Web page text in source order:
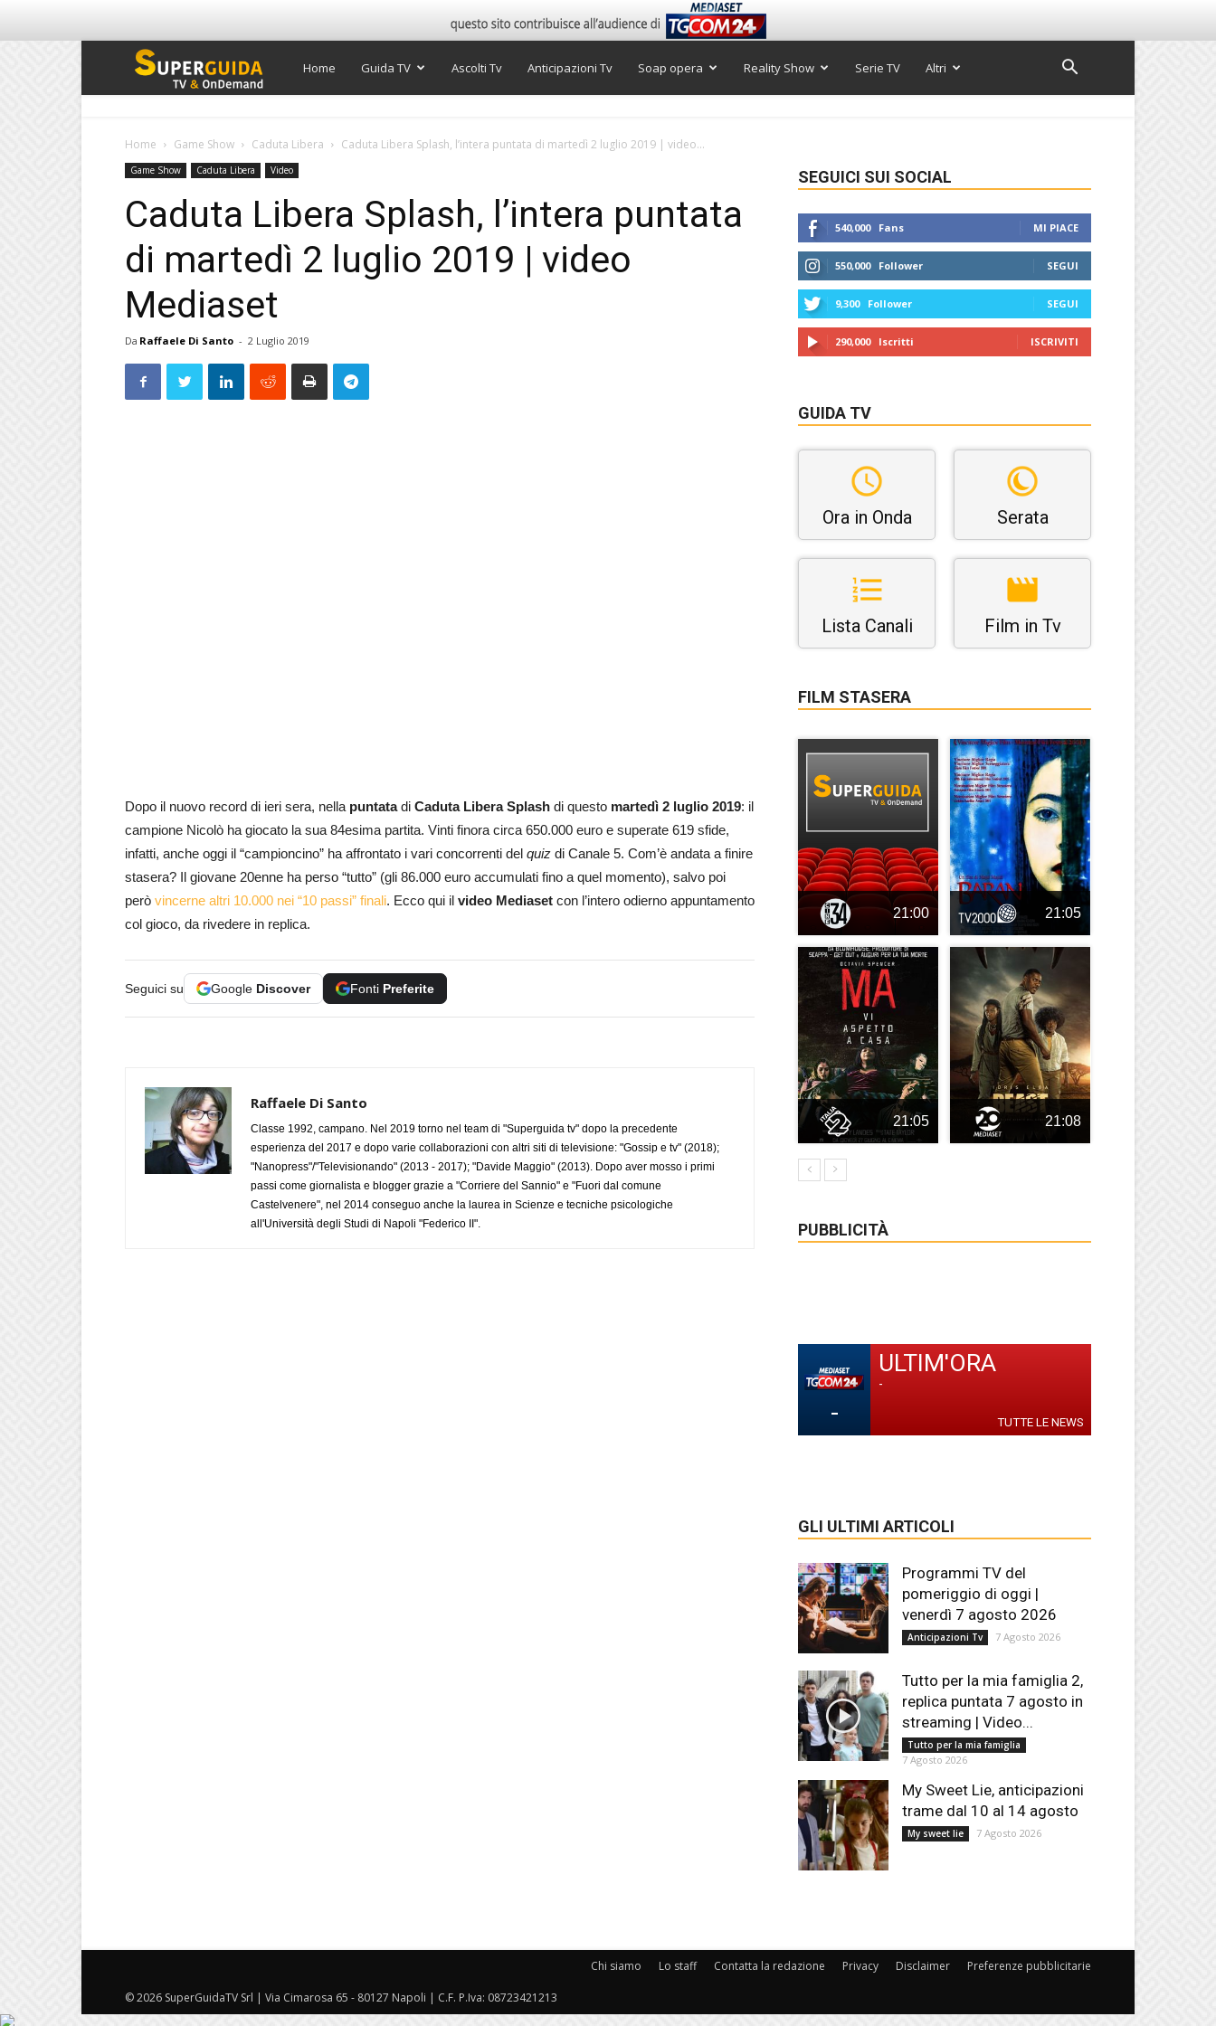
Super
TV
Home Guida TV Ascolti Tv Anticipazioni Tv Soap opera Reality Show Serie TV Altri
Home Game Show Caduta Libera Caduta Libera Splash, l’intera puntata di martedì 2 luglio 2019 | video...
Game Show Caduta Libera Video
Caduta Libera Splash, l’intera puntata
di martedì 2 luglio 2019 | video
Mediaset
Da Raffaele Di Santo - 2 Luglio 2019
Dopo il nuovo record di ieri sera, nella puntatadi Caduta Libera Splash di questo martedì 2 luglio 2019: il
campione Nicolò ha giocato la sua 84esima partita. Vinti finora circa 650.000 euro e superate 619 sfide,
infatti, anche oggi il “campioncino” ha affrontato i vari concorrenti del quiz di Canale 5. Com’è andata a finire
stasera? Il giovane 20enne ha perso “tutto” (gli 86.000 euro accumulati fino a quel momento), salvo poi
però vincerne altri 10.000 nei “10 passi” finali. Ecco qui il video Mediaset con l’intero odierno appuntamento
col gioco, da rivedere in replica.
Seguici su Google Discover Fonti Preferite
Raffaele Di Santo
Classe 1992, campano. Nel 2019 torno nel team di "Superguida tv" dopo la precedente
esperienza del 2017 e dopo varie collaborazioni con altri siti di televisione: "Gossip e tv" (2018);
"Nanopress"/"Televisionando" (2013 - 2017); "Davide Maggio" (2013). Dopo aver mosso i primi
passi come giornalista e blogger grazie a "Corriere del Sannio" e "Fuori dal comune
Castelvenere", nel 2014 conseguo anche la laurea in Scienze e tecniche psicologiche
all'Università degli Studi di Napoli "Federico II".
SEGUICI SUI SOCIAL
540,000 Fans MI PIACE
550,000 Follower SEGUI
9,300 Follower SEGUI
290,000 Iscritti ISCRIVITI
GUIDA TV
Ora in Onda Serata
Lista Canali Film in Tv
FILM STASERA
21:00 21:05
21:05 21:08
PUBBLICITÀ
-
ULTIM'ORA
-
TUTTE LE NEWS
GLI ULTIMI ARTICOLI
Programmi TV del
pomeriggio di oggi |
venerdì 7 agosto 2026
Anticipazioni Tv 7 Agosto 2026
Tutto per la mia famiglia 2,
replica puntata 7 agosto in
streaming | Video...
Tutto per la mia famiglia
7 Agosto 2026
My Sweet Lie, anticipazioni
trame dal 10 al 14 agosto
My sweet lie 7 Agosto 2026
Chi siamo Lo staff Contatta la redazione Privacy Disclaimer Preferenze pubblicitarie
© 2026 SuperGuidaTV Srl | Via Cimarosa 65 - 80127 Napoli | C.F. P.Iva: 08723421213